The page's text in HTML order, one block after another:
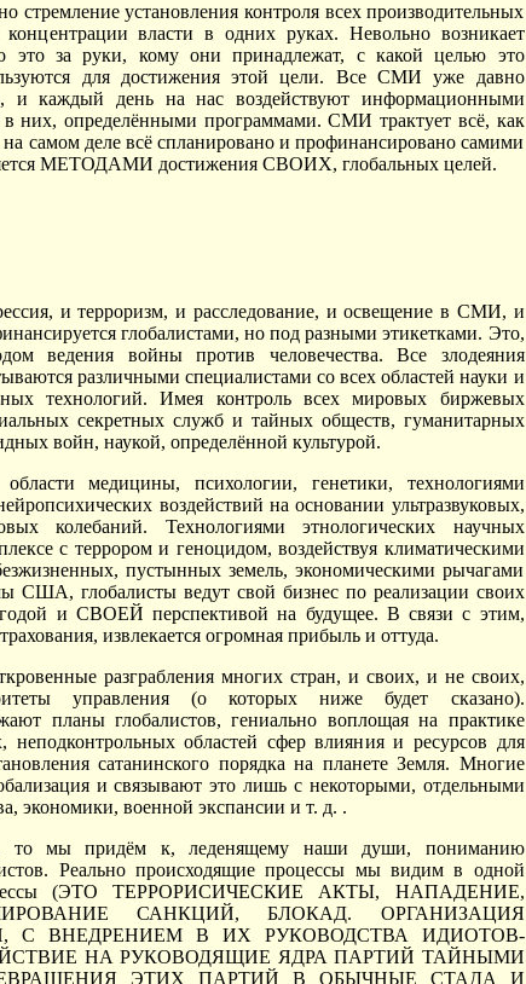
стремление установления контроля всех производительных
власти в одних руках. Невольно возникает
это за руки, кому они принадлежат, с какой целью это
для достижения этой цели. Все СМИ уже давно
и каждый день на нас воздействуют информационными
них, определёнными программами. СМИ трактует всё, как
на самом деле всё спланировано и профинансировано самими
МЕТОДАМИ достижения СВОИХ, глобальных целей.
и терроризм, и расследование, и освещение в СМИ, и
глобалистами, но под разными этикетками. Это,
ведения войны против человечества. Все злодеяния
различными специалистами со всех областей науки и
технологий. Имея контроль всех мировых биржевых
секретных служб и тайных обществ, гуманитарных
войн, наукой, определённой культурой.
медицины, психологии, генетики, технологиями
воздействий на основании ультразвуковых,
колебаний. Технологиями этнологических научных
с террором и геноцидом, воздействуя климатическими
пустынных земель, экономическими рычагами
США, глобалисты ведут свой бизнес по реализации своих
и СВОЕЙ перспективой на будущее. В связи с этим,
извлекается огромная прибыль и оттуда.
разграбления многих стран, и своих, и не своих,
управления (о которых ниже будет сказано).
планы глобалистов, гениально воплощая на практике
неподконтрольных областей сфер влияния и ресурсов для
сатанинского порядка на планете Земля. Многие
и связывают это лишь с некоторыми, отдельными
экономики, военной экспансии и т. д. .
то мы придём к, леденящему наши души, пониманию
Реально происходящие процессы мы видим в одной
(ЭТО ТЕРРОРИСИЧЕСКИЕ АКТЫ, НАПАДЕНИЕ,
САНКЦИЙ, БЛОКАД. ОРГАНИЗАЦИЯ
С ВНЕДРЕНИЕМ В ИХ РУКОВОДСТВА ИДИОТОВ-
НА РУКОВОДЯЩИЕ ЯДРА ПАРТИЙ ТАЙНЫМИ
ЭТИХ ПАРТИЙ В ОБЫЧНЫЕ СТАДА И